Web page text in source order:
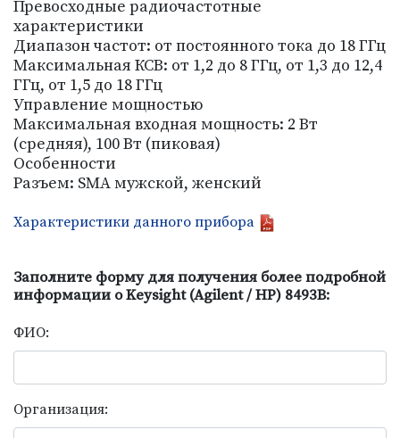
Превосходные радиочастотные
характеристики
Диапазон частот: от постоянного тока до 18 ГГц
Максимальная КСВ: от 1,2 до 8 ГГц, от 1,3 до 12,4
ГГц, от 1,5 до 18 ГГц
Управление мощностью
Максимальная входная мощность: 2 Вт
(средняя), 100 Вт (пиковая)
Особенности
Разъем: SMA мужской, женский
Характеристики данного прибора
Заполните форму для получения более подробной
информации о Keysight (Agilent / HP) 8493B:
ФИО:
Организация: